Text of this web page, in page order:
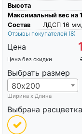
Высота
Максимальный вес на
Состав
ЛДСП 16 мм,
Отзывы покупателей (8)
Цена
Цена без скидки
Выбрать размер
80х200
Ширина х Длина
Выбрана